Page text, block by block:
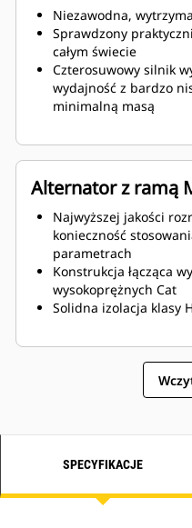
Niezawodna,
Sprawdzony
całym świecie
Czterosuwowy silnik
wydajność z bardzo
minimalną masą
Alternator z ramą
Najwyższej jakości
konieczność
parametrach
Konstrukcja łącząca
wysokoprężnych Cat
Solidna izolacja klasy H
SPECYFIKACJE